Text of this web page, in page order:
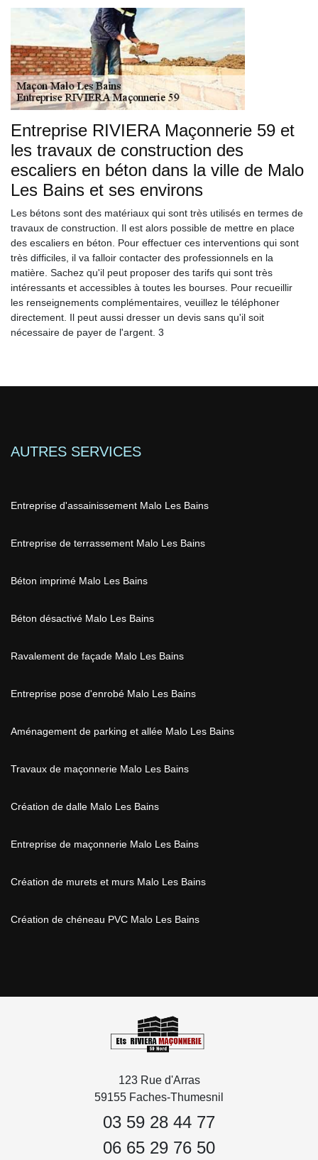
Entreprise RIVIERA Maçonnerie 59 et
les travaux de construction des
escaliers en béton dans la ville de Malo
Les Bains et ses environs
Les bétons sont des matériaux qui sont très utilisés en termes de
travaux de construction. Il est alors possible de mettre en place
des escaliers en béton. Pour effectuer ces interventions qui sont
très difficiles, il va falloir contacter des professionnels en la
matière. Sachez qu'il peut proposer des tarifs qui sont très
intéressants et accessibles à toutes les bourses. Pour recueillir
les renseignements complémentaires, veuillez le téléphoner
directement. Il peut aussi dresser un devis sans qu'il soit
nécessaire de payer de l'argent. 3
AUTRES SERVICES
Entreprise d'assainissement Malo Les Bains
Entreprise de terrassement Malo Les Bains
Béton imprimé Malo Les Bains
Béton désactivé Malo Les Bains
Ravalement de façade Malo Les Bains
Entreprise pose d'enrobé Malo Les Bains
Aménagement de parking et allée Malo Les Bains
Travaux de maçonnerie Malo Les Bains
Création de dalle Malo Les Bains
Entreprise de maçonnerie Malo Les Bains
Création de murets et murs Malo Les Bains
Création de chéneau PVC Malo Les Bains
123 Rue d'Arras
59155 Faches-Thumesnil
03 59 28 44 77
06 65 29 76 50